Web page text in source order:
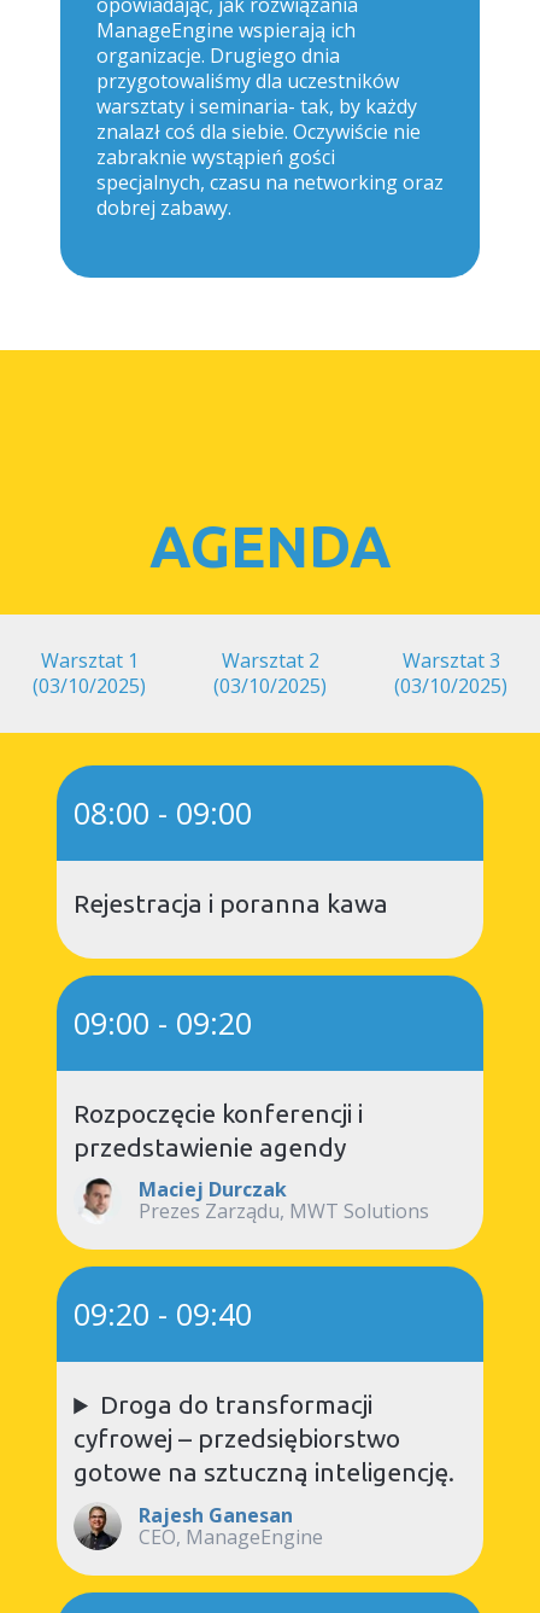
ManageEngine wspierają ich
organizacje. Drugiego dnia
przygotowaliśmy dla uczestników
warsztaty i seminaria- tak, by każdy
znalazł coś dla siebie. Oczywiście nie
zabraknie wystąpień gości
specjalnych, czasu na networking oraz
dobrej zabawy.
AGENDA
Warsztat 1
(03/10/2025)
Warsztat 2
(03/10/2025)
Warsztat 3
(03/10/2025)
08:00 - 09:00
Rejestracja i poranna kawa
09:00 - 09:20
Rozpoczęcie konferencji i
przedstawienie agendy
Maciej Durczak
Prezes Zarządu, MWT Solutions
09:20 - 09:40
Droga do transformacji
cyfrowej – przedsiębiorstwo
gotowe na sztuczną inteligencję.
Rajesh Ganesan
CEO, ManageEngine